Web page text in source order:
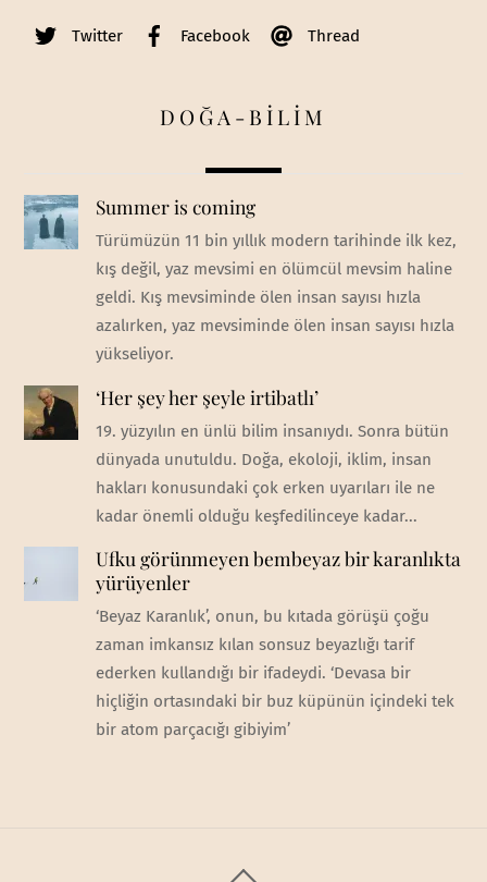
Twitter Facebook Thread
DOĞA-BİLİM
Summer is coming
Türümüzün 11 bin yıllık modern tarihinde ilk kez,
kış değil, yaz mevsimi en ölümcül mevsim haline
geldi. Kış mevsiminde ölen insan sayısı hızla
azalırken, yaz mevsiminde ölen insan sayısı hızla
yükseliyor.
‘Her şey her şeyle irtibatlı’
19. yüzyılın en ünlü bilim insanıydı. Sonra bütün
dünyada unutuldu. Doğa, ekoloji, iklim, insan
hakları konusundaki çok erken uyarıları ile ne
kadar önemli olduğu keşfedilinceye kadar...
Ufku görünmeyen bembeyaz bir karanlıkta
yürüyenler
‘Beyaz Karanlık’, onun, bu kıtada görüşü çoğu
zaman imkansız kılan sonsuz beyazlığı tarif
ederken kullandığı bir ifadeydi. ‘Devasa bir
hiçliğin ortasındaki bir buz küpünün içindeki tek
bir atom parçacığı gibiyim’